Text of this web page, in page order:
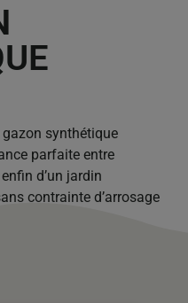
synthétique
parfaite entre
d’un jardin
contrainte d’arrosage